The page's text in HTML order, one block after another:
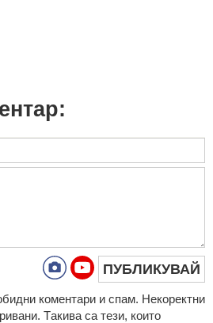
ПУБЛИКУВАЙ
кoмeнтaри и cпaм. Нeкoрeктни
Тaкивa ca тeзи, кoитo